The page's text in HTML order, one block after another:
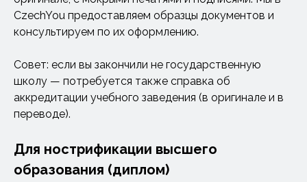
CzechYou предоставляем образцы документов и
консультируем по их оформлению.
Совет: если вы закончили не государственную
школу — потребуется также справка об
аккредитации учебного заведения (в оригинале и в
переводе).
Для нострификации высшего
образования (диплом)